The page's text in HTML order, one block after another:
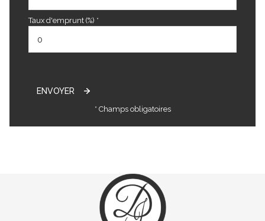
Taux d'emprunt (%) *
ENVOYER
* Champs obligatoires